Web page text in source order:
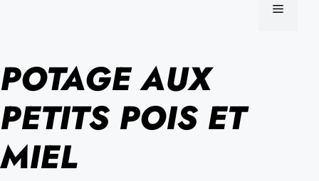
MENU
POTAGE AUX
PETITS POIS ET
MIEL